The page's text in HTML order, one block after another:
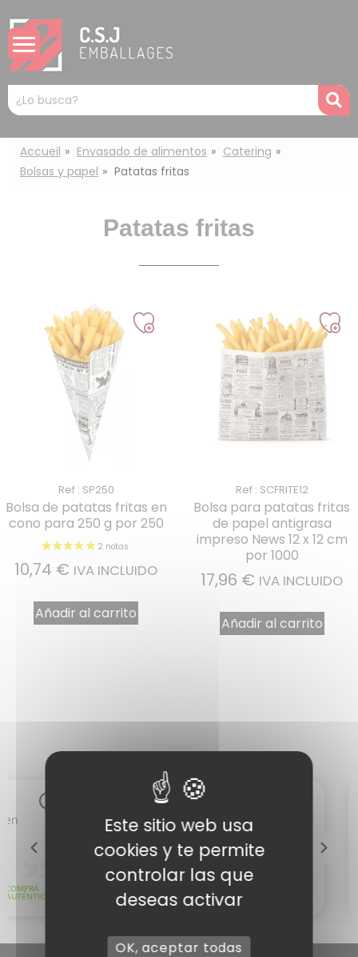
Mots
clés
:
Accueil Envasado de alimentos
Catering
Bolsas y papel
Patatas fritas
Patatas fritas
Ref : SP250
Bolsa de patatas fritas en
cono para 250 g por 250
2 notas
10,74 € IVA INCLUIDO
Añadir al carrito
Ref : SCFRITE12
Bolsa para patatas fritas
de papel antigrasa
impreso News 12 x 12 cm
por 1000
17,96 € IVA INCLUIDO
Añadir al carrito
Este sitio web usa
cookies y te permite
controlar las que
deseas activar
OK, aceptar todas